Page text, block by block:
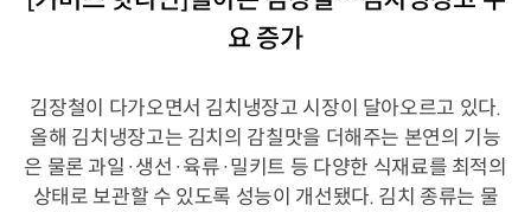
요 증가
김장철이 다가오면서 김치냉장고 시장이 달아오르고 있다.
올해 김치냉장고는 김치의 감칠맛을 더해주는 본연의 기능
은 물론 과일·생선·육류·밀키트 등 다양한 식재료를 최적의
상태로 보관할 수 있도록 성능이 개선됐다. 김치 종류는 물